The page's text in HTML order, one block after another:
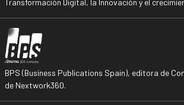
Transformación Digital, la Innovación y el
BPS (Business Publications Spain), editora de
de Nextwork360.